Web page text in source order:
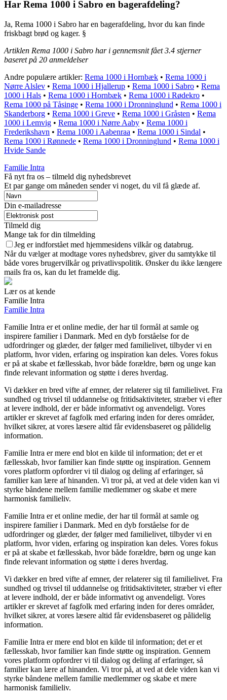
Har Rema 1000 i Sabro en bagerafdeling?
Ja, Rema 1000 i Sabro har en bagerafdeling, hvor du kan finde
friskbagt brød og kager. §
Artiklen Rema 1000 i Sabro har i gennemsnit fået3.4 stjerner
baseret på 20 anmeldelser
Andre populære artikler: Rema 1000 i Hornbæk • Rema 1000 i
Nørre Alslev • Rema 1000 i Hjallerup • Rema 1000 i Sabro • Rema
1000 i Hals • Rema 1000 i Hornbæk • Rema 1000 i Rødekro •
Rema 1000 på Tåsinge • Rema 1000 i Dronninglund • Rema 1000 i
Skanderborg • Rema 1000 i Greve • Rema 1000 i Gråsten • Rema
1000 i Lemvig • Rema 1000 i Nørre Aaby • Rema 1000 i
Frederikshavn • Rema 1000 i Aabenraa • Rema 1000 i Sindal •
Rema 1000 i Rønnede • Rema 1000 i Dronninglund • Rema 1000 i
Hvide Sande
Familie Intra
Få nyt fra os – tilmeld dig nyhedsbrevet
Et par gange om måneden sender vi noget, du vil få glæde af.
Din e-mailadresse
Tilmeld dig
Mange tak for din tilmelding
Jeg er indforstået med hjemmesidens vilkår og databrug.
Når du vælger at modtage vores nyhedsbrev, giver du samtykke til
både vores brugervilkår og privatlivspolitik. Ønsker du ikke længere
mails fra os, kan du let framelde dig.
Lær os at kende
Familie Intra
Familie Intra
Familie Intra er et online medie, der har til formål at samle og
inspirere familier i Danmark. Med en dyb forståelse for de
udfordringer og glæder, der følger med familielivet, tilbyder vi en
platform, hvor viden, erfaring og inspiration kan deles. Vores fokus
er på at skabe et fællesskab, hvor både forældre, børn og unge kan
finde relevant information og støtte i deres hverdag.
Vi dækker en bred vifte af emner, der relaterer sig til familielivet. Fra
sundhed og trivsel til uddannelse og fritidsaktiviteter, stræber vi efter
at levere indhold, der er både informativt og anvendeligt. Vores
artikler er skrevet af fagfolk med erfaring inden for deres områder,
hvilket sikrer, at vores læsere altid får evidensbaseret og pålidelig
information.
Familie Intra er mere end blot en kilde til information; det er et
fællesskab, hvor familier kan finde støtte og inspiration. Gennem
vores platform opfordrer vi til dialog og deling af erfaringer, så
familier kan lære af hinanden. Vi tror på, at ved at dele viden kan vi
styrke båndene mellem familie medlemmer og skabe et mere
harmonisk familieliv.
Familie Intra er et online medie, der har til formål at samle og
inspirere familier i Danmark. Med en dyb forståelse for de
udfordringer og glæder, der følger med familielivet, tilbyder vi en
platform, hvor viden, erfaring og inspiration kan deles. Vores fokus
er på at skabe et fællesskab, hvor både forældre, børn og unge kan
finde relevant information og støtte i deres hverdag.
Vi dækker en bred vifte af emner, der relaterer sig til familielivet. Fra
sundhed og trivsel til uddannelse og fritidsaktiviteter, stræber vi efter
at levere indhold, der er både informativt og anvendeligt. Vores
artikler er skrevet af fagfolk med erfaring inden for deres områder,
hvilket sikrer, at vores læsere altid får evidensbaseret og pålidelig
information.
Familie Intra er mere end blot en kilde til information; det er et
fællesskab, hvor familier kan finde støtte og inspiration. Gennem
vores platform opfordrer vi til dialog og deling af erfaringer, så
familier kan lære af hinanden. Vi tror på, at ved at dele viden kan vi
styrke båndene mellem familie medlemmer og skabe et mere
harmonisk familieliv.